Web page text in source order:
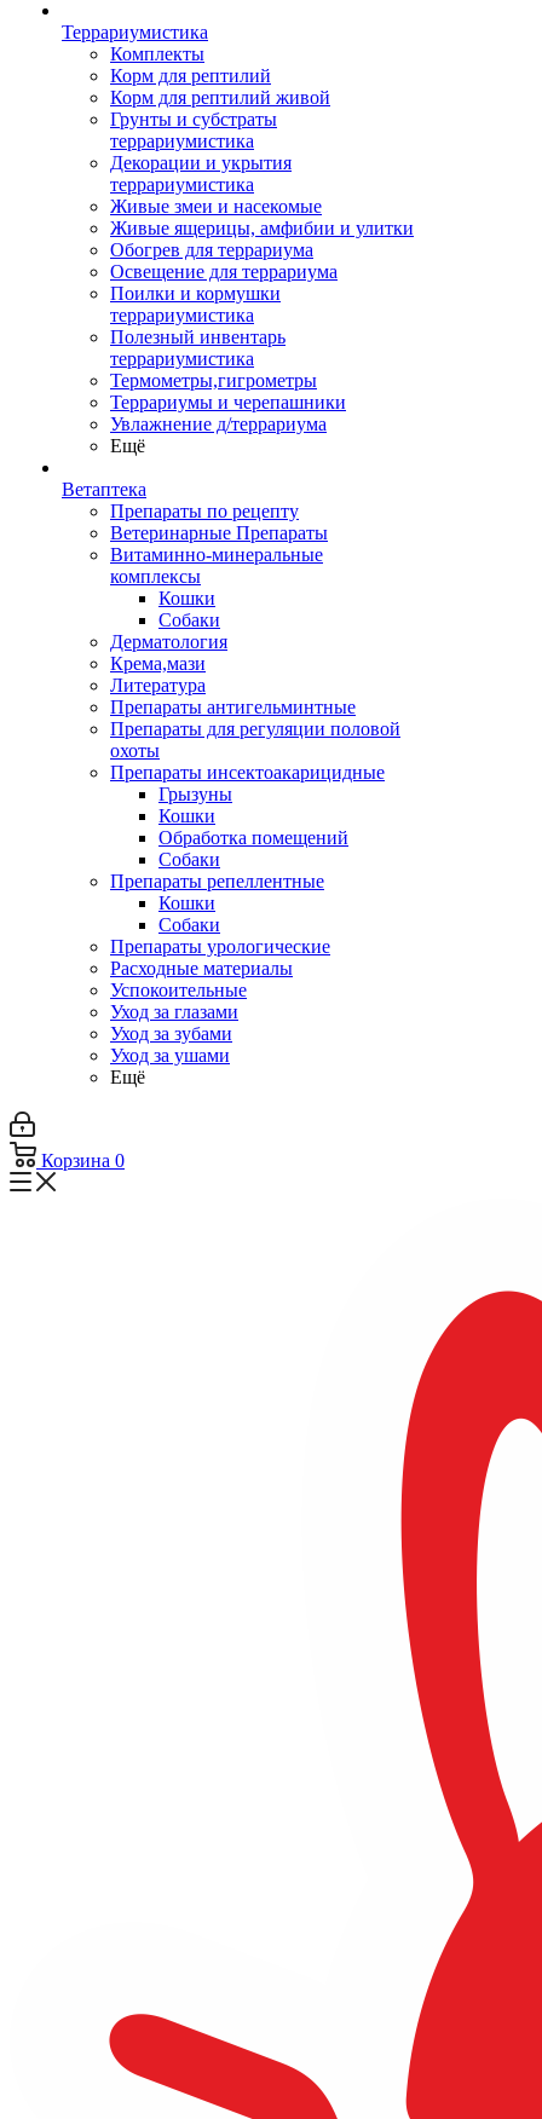
Террариумистика
Комплекты
Корм для рептилий
Корм для рептилий живой
Грунты и субстраты
террариумистика
Декорации и укрытия
террариумистика
Живые змеи и насекомые
Живые ящерицы, амфибии и улитки
Обогрев для террариума
Освещение для террариума
Поилки и кормушки
террариумистика
Полезный инвентарь
террариумистика
Термометры,гигрометры
Террариумы и черепашники
Увлажнение д/террариума
Ещё
Ветаптека
Препараты по рецепту
Ветеринарные Препараты
Витаминно-минеральные
комплексы
Кошки
Собаки
Дерматология
Крема,мази
Литература
Препараты антигельминтные
Препараты для регуляции половой
охоты
Препараты инсектоакарицидные
Грызуны
Кошки
Обработка помещений
Собаки
Препараты репеллентные
Кошки
Собаки
Препараты урологические
Расходные материалы
Успокоительные
Уход за глазами
Уход за зубами
Уход за ушами
Ещё
Корзина 0